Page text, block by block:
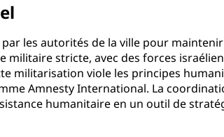
les autorités de la ville pour maintenir
stricte, avec des forces
militarisation viole les principes
Amnesty International. La
humanitaire en un outil de